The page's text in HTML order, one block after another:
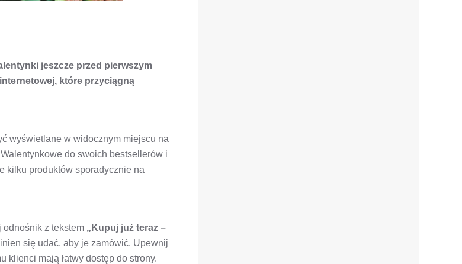
jeszcze przed pierwszym
które przyciągną
wyświetlane w widocznym miejscu na
do swoich bestsellerów i
kilku produktów sporadycznie na
odnośnik z tekstem „Kupuj już teraz –
się udać, aby je zamówić. Upewnij
klienci mają łatwy dostęp do strony.